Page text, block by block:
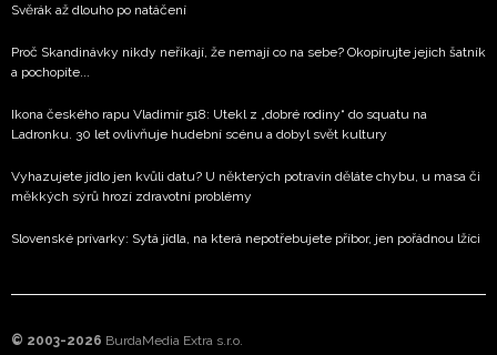
Svěrák až dlouho po natáčení
Proč Skandinávky nikdy neříkají, že nemají co na sebe? Okopírujte jejich šatník
a pochopíte...
Ikona českého rapu Vladimír 518: Utekl z „dobré rodiny“ do squatu na
Ladronku. 30 let ovlivňuje hudební scénu a dobyl svět kultury
Vyhazujete jídlo jen kvůli datu? U některých potravin děláte chybu, u masa či
měkkých sýrů hrozí zdravotní problémy
Slovenské prívarky: Sytá jídla, na která nepotřebujete příbor, jen pořádnou lžíci
© 2003-2026 BurdaMedia Extra s.r.o.